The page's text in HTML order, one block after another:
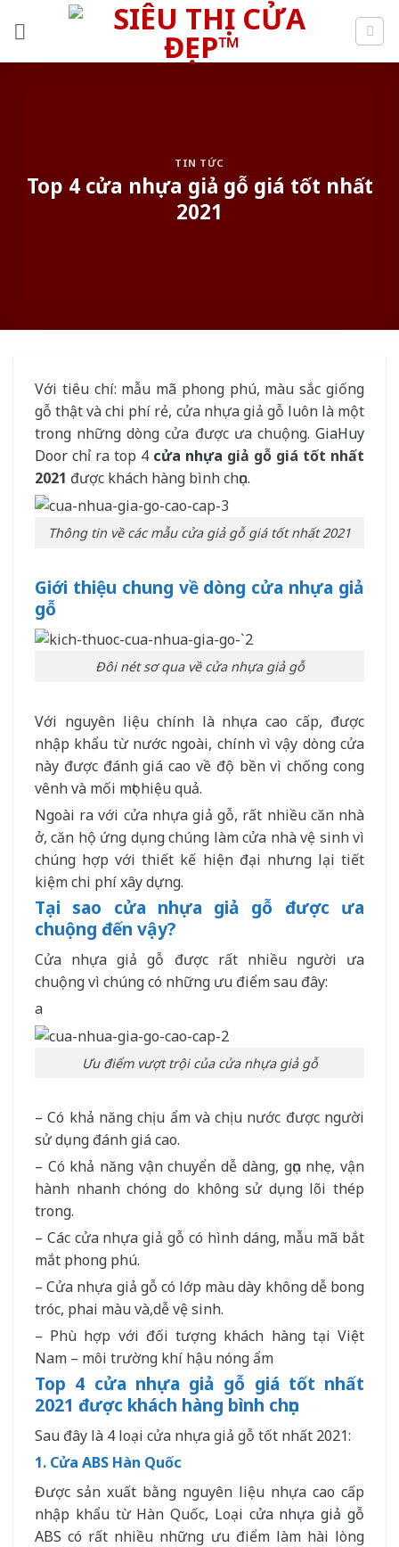
TIN TỨC
Top 4 cửa nhựa giả gỗ giá tốt nhất
2021
Với tiêu chí: mẫu mã phong phú, màu sắc giống
gỗ thật và chi phí rẻ, cửa nhựa giả gỗ luôn là một
trong những dòng cửa được ưa chuộng. GiaHuy
Door chỉ ra top 4 cửa nhựa giả gỗ giá tốt nhất
2021 được khách hàng bình chọn.
Thông tin về các mẫu cửa giả gỗ giá tốt nhất 2021
Giới thiệu chung về dòng cửa nhựa giả
gỗ
Đôi nét sơ qua về cửa nhựa giả gỗ
Với nguyên liệu chính là nhựa cao cấp, được
nhập khẩu từ nước ngoài, chính vì vậy dòng cửa
này được đánh giá cao về độ bền vì chống cong
vênh và mối mọt hiệu quả.
Ngoài ra với cửa nhựa giả gỗ, rất nhiều căn nhà
ở, căn hộ ứng dụng chúng làm cửa nhà vệ sinh vì
chúng hợp với thiết kế hiện đại nhưng lại tiết
kiệm chi phí xây dựng.
Tại sao cửa nhựa giả gỗ được ưa
chuộng đến vậy?
Cửa nhựa giả gỗ được rất nhiều người ưa
chuộng vì chúng có những ưu điểm sau đây:
a
Ưu điểm vượt trội của cửa nhựa giả gỗ
– Có khả năng chịu ẩm và chịu nước được người
sử dụng đánh giá cao.
– Có khả năng vận chuyển dễ dàng, gọn nhẹ, vận
hành nhanh chóng do không sử dụng lõi thép
trong.
– Các cửa nhựa giả gỗ có hình dáng, mẫu mã bắt
mắt phong phú.
– Cửa nhựa giả gỗ có lớp màu dày không dễ bong
tróc, phai màu và,dễ vệ sinh.
– Phù hợp với đối tượng khách hàng tại Việt
Nam – môi trường khí hậu nóng ẩm
Top 4 cửa nhựa giả gỗ giá tốt nhất
2021 được khách hàng bình chọn
Sau đây là 4 loại cửa nhựa giả gỗ tốt nhất 2021:
1. Cửa ABS Hàn Quốc
Được sản xuất bằng nguyên liệu nhựa cao cấp
nhập khẩu từ Hàn Quốc, Loại cửa nhựa giả gỗ
ABS có rất nhiều những ưu điểm làm hài lòng